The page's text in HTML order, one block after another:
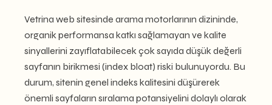
Vetrina web sitesinde arama motorlarının dizininde,
organik performansa katkı sağlamayan ve kalite
sinyallerini zayıflatabilecek çok sayıda düşük değerli
sayfanın birikmesi (index bloat) riski bulunuyordu. Bu
durum, sitenin genel indeks kalitesini düşürerek
önemli sayfaların sıralama potansiyelini dolaylı olarak